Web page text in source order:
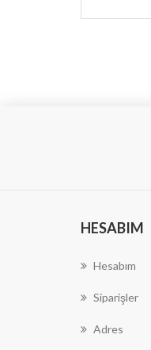
HESABIM
Hesabım
Siparişler
Adres